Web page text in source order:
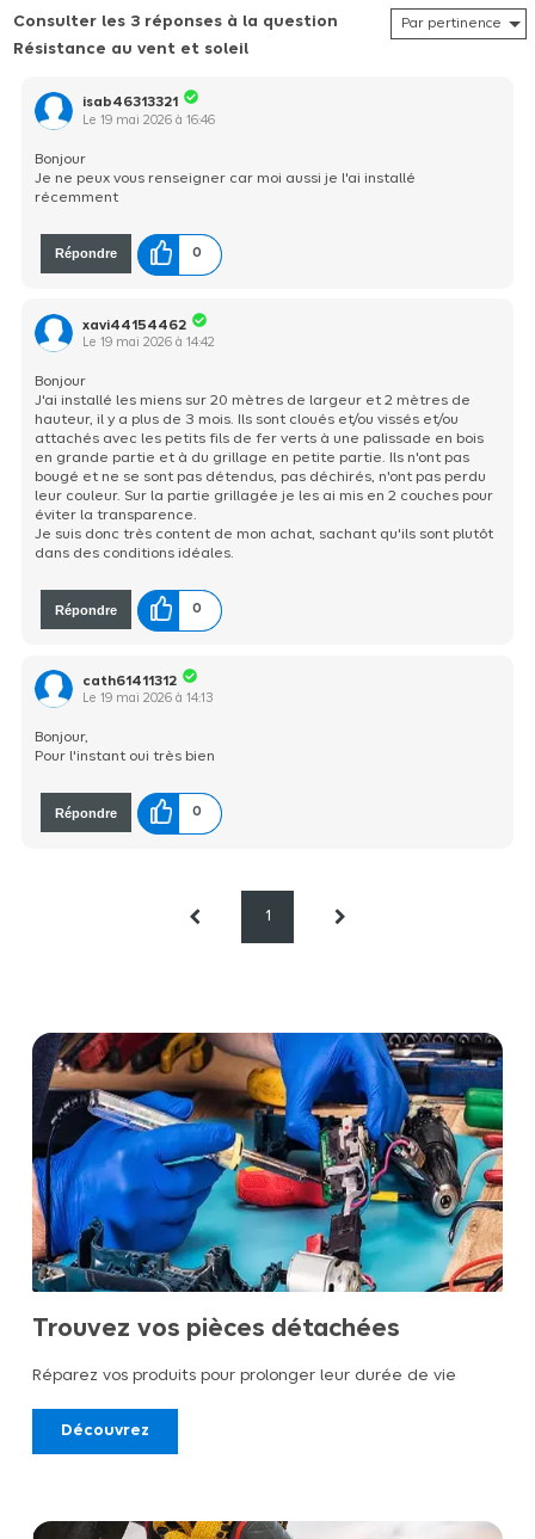
Consulter les 3 réponses à la question
Résistance au vent et soleil
isab46313321
Le19 mai 2026 à16:46
Bonjour
Je ne peux vous renseigner car moi aussi je l'ai installé
récemment
Répondre 0
xavi44154462
Le19 mai 2026 à14:42
Bonjour
J'ai installé les miens sur 20 mètres de largeur et 2 mètres de
hauteur, il y a plus de 3 mois. Ils sont cloués et/ou vissés et/ou
attachés avec les petits fils de fer verts à une palissade en bois
en grande partie et à du grillage en petite partie. Ils n'ont pas
bougé et ne se sont pas détendus, pas déchirés, n'ont pas perdu
leur couleur. Sur la partie grillagée je les ai mis en 2 couches pour
éviter la transparence.
Je suis donc très content de mon achat, sachant qu'ils sont plutôt
dans des conditions idéales.
Répondre 0
cath61411312
Le19 mai 2026 à14:13
Bonjour,
Pour l'instant oui très bien
Répondre 0
1
Trouvez vos pièces détachées
Réparez vos produits pour prolonger leur durée de vie
Découvrez